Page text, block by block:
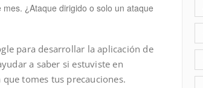
¿Ataque dirigido o solo un ataque
para desarrollar la aplicación de
a saber si estuviste en
tomes tus precauciones.